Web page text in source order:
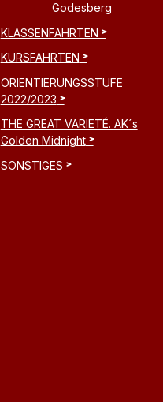
Godesberg
KLASSENFAHRTEN
KURSFAHRTEN
ORIENTIERUNGSSTUFE
2022/2023
THE GREAT VARIETÉ. AK´s
Golden Midnight
SONSTIGES